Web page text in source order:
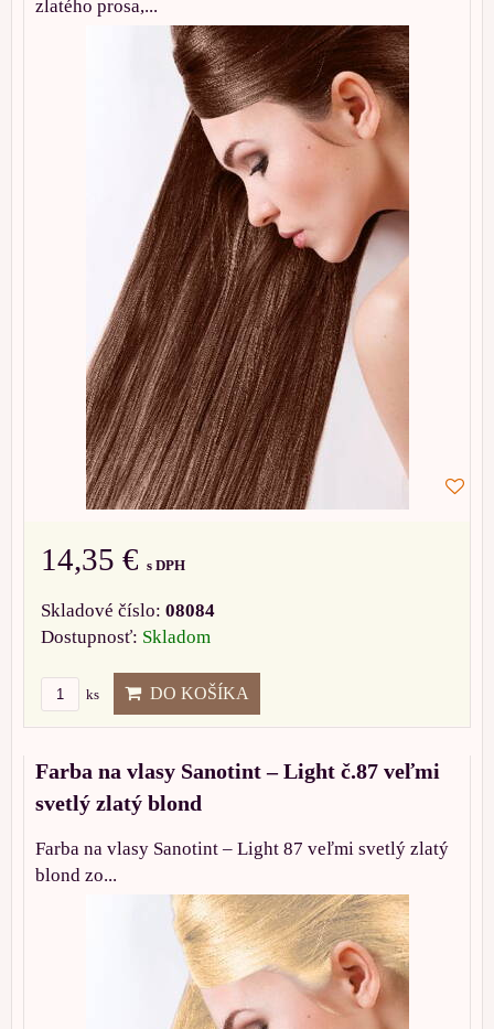
zlatého prosa,...
14,35 € s DPH
Skladové číslo: 08084
Dostupnosť: Skladom
ks DO KOŠÍKA
Farba na vlasy Sanotint – Light č.87 veľmi
svetlý zlatý blond
Farba na vlasy Sanotint – Light 87 veľmi svetlý zlatý
blond zo...